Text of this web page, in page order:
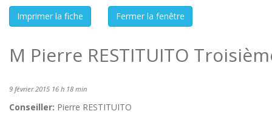
M Pierre RESTITUITO
9 février 2015 16 h 18 min
Conseiller: Pierre RESTITUITO